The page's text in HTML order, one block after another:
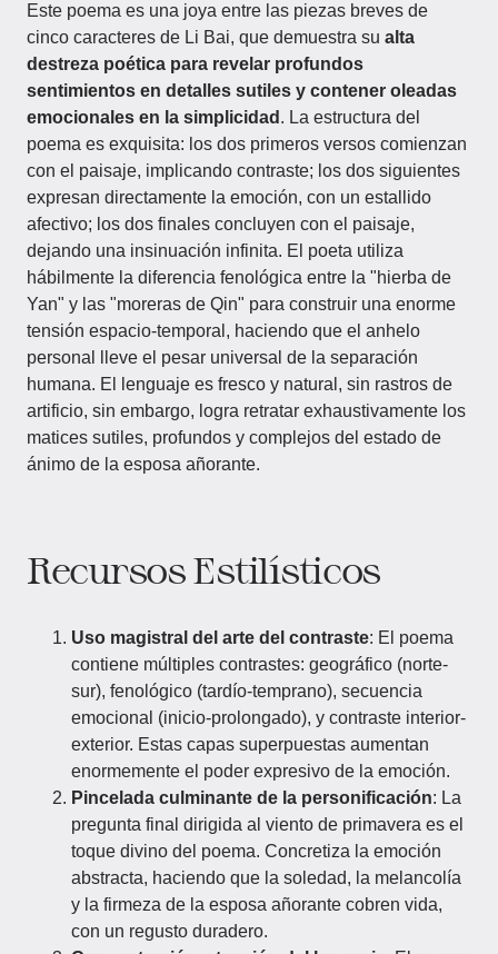
Este poema es una joya entre las piezas breves de
cinco caracteres de Li Bai, que demuestra su alta
destreza poética para revelar profundos
sentimientos en detalles sutiles y contener oleadas
emocionales en la simplicidad . La estructura del
poema es exquisita: los dos primeros versos comienzan
con el paisaje, implicando contraste; los dos siguientes
expresan directamente la emoción, con un estallido
afectivo; los dos finales concluyen con el paisaje,
dejando una insinuación infinita. El poeta utiliza
hábilmente la diferencia fenológica entre la "hierba de
Yan" y las "moreras de Qin" para construir una enorme
tensión espacio-temporal, haciendo que el anhelo
personal lleve el pesar universal de la separación
humana. El lenguaje es fresco y natural, sin rastros de
artificio, sin embargo, logra retratar exhaustivamente los
matices sutiles, profundos y complejos del estado de
ánimo de la esposa añorante.
Recursos Estilísticos
Uso magistral del arte del contraste: El poema
contiene múltiples contrastes: geográfico (norte-
sur), fenológico (tardío-temprano), secuencia
emocional (inicio-prolongado), y contraste interior-
exterior. Estas capas superpuestas aumentan
enormemente el poder expresivo de la emoción.
Pincelada culminante de la personificación: La
pregunta final dirigida al viento de primavera es el
toque divino del poema. Concretiza la emoción
abstracta, haciendo que la soledad, la melancolía
y la firmeza de la esposa añorante cobren vida,
con un regusto duradero.